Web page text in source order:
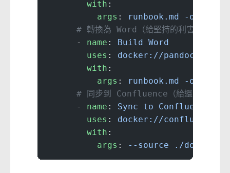
        with
:
          args
:
runbook.md -o
      # 轉換為 Word（給堅持的利害關係人）
      -
name : Build Word
        uses
: docker://pandoc/core
        with
:
          args
:
runbook.md -o
# 同步到 Confluence（給還沒準備好
      -
name : Sync to Confluence
        uses
: docker://confluence-
        with
:
          args
: --source ./docs --